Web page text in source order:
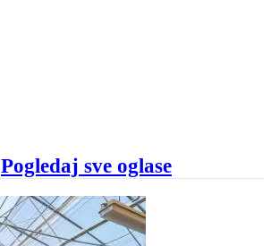
Pogledaj sve oglase